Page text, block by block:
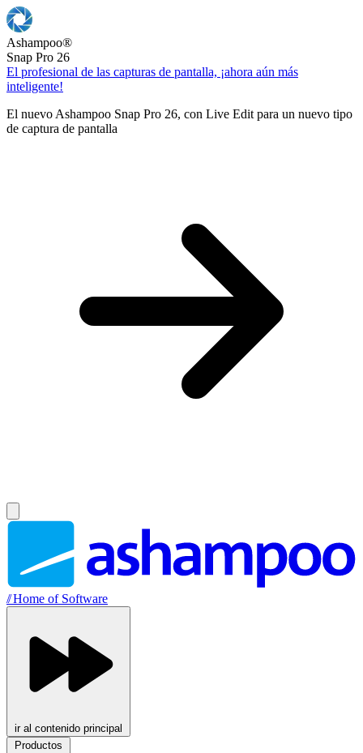
Ashampoo®
Snap Pro 26
El profesional de las capturas de pantalla, ¡ahora aún más
inteligente!
El nuevo Ashampoo Snap Pro 26, con Live Edit para un nuevo tipo
de captura de pantalla
//Home of Software
ir al contenido principal
Productos